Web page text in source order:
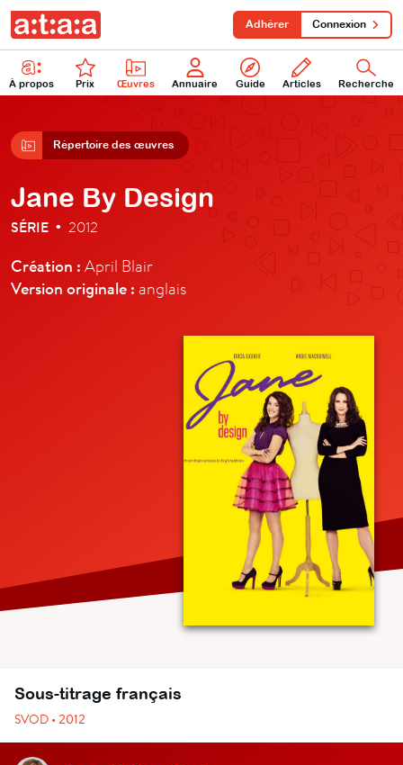
À propos Prix Œuvres Annuaire Guide Articles Recherche
Adhérer Connexion
Répertoire des œuvres
Jane By Design
SÉRIE • 2012
Création : April Blair
Version originale : anglais
Sous-titrage français
SVOD • 2012